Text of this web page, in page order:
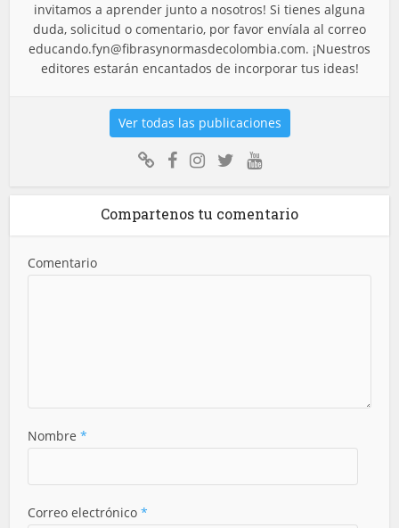
invitamos a aprender junto a nosotros! Si tienes alguna
duda, solicitud o comentario, por favor envíala al correo
educando.fyn@fibrasynormasdecolombia.com. ¡Nuestros
editores estarán encantados de incorporar tus ideas!
Ver todas las publicaciones
Compartenos tu comentario
Comentario
Nombre*
Correo electrónico*